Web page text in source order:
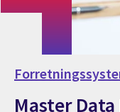
Master